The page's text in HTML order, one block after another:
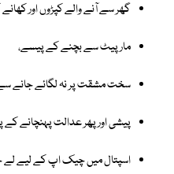
گھر سے آنے والے کپڑوں اور
مار پیٹ سے بچنے کے پیسے،
سخت مشقت پر نہ لگائے جانے
پیشی اور پھر عدالت پہنچانے کے
اسپتال میں چیک اپ کے لیے لے